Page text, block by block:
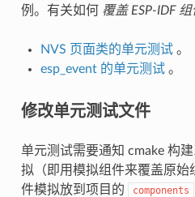
例。有关如何 覆盖 ESP-IDF 组
NVS 页面类的单元测试 。
esp_event 的单元测试 。
修改单元测试文件
单元测试需要通知 cmake 构
拟（即用模拟组件来覆盖原始
件模拟放到项目的
components